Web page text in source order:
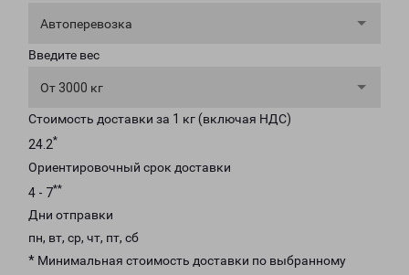
Автоперевозка
Введите вес
От 3000 кг
Стоимость доставки за 1 кг (включая НДС)
24.2*
Ориентировочный срок доставки
4 - 7**
Дни отправки
пн, вт, ср, чт, пт, сб
* Минимальная стоимость доставки по выбранному